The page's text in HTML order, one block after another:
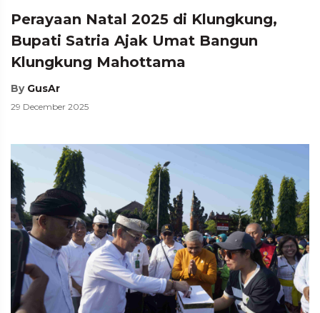
Perayaan Natal 2025 di Klungkung,
Bupati Satria Ajak Umat Bangun
Klungkung Mahottama
By GusAr
29 December 2025